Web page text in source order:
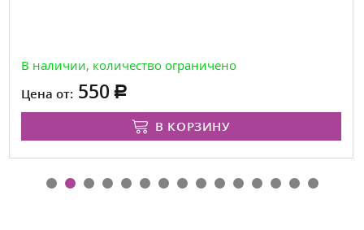
В наличии, количество ограничено
Цена от: 550
В КОРЗИНУ